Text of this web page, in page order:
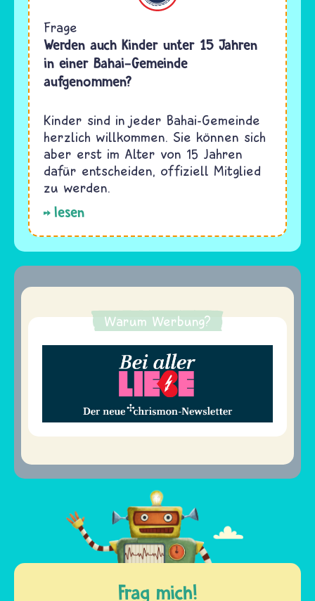
Frage
Werden auch Kinder unter 15 Jahren
in einer Bahai-Gemeinde
aufgenommen?
Kinder sind in jeder Bahai-Gemeinde
herzlich willkommen. Sie können sich
aber erst im Alter von 15 Jahren
dafür entscheiden, offiziell Mitglied
zu werden.
lesen
Warum Werbung?
Frag mich!